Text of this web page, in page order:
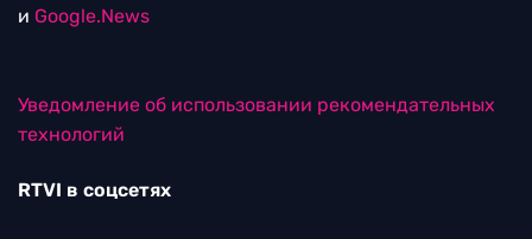
и Google.News
Уведомление об использовании рекомендательных
технологий
RTVI в соцсетях